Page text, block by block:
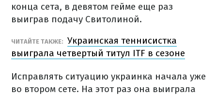
конца сета, в девятом гейме еще раз
выиграв подачу Свитолиной.
ЧИТАЙТЕ ТАКЖЕ: Украинская теннисистка
выиграла четвертый титул ITF в сезоне
Исправлять ситуацию украинка начала уже
во втором сете. На этот раз она выиграла